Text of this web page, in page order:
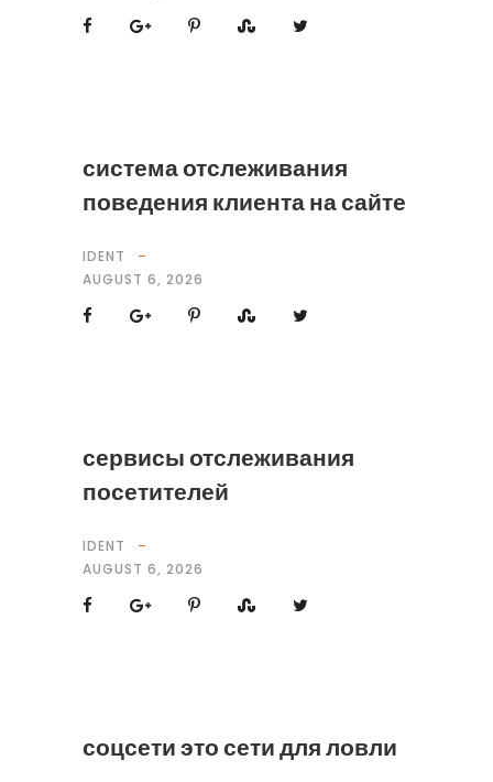
система отслеживания
поведения клиента на сайте
IDENT
AUGUST 6, 2026
сервисы отслеживания
посетителей
IDENT
AUGUST 6, 2026
соцсети это сети для ловли